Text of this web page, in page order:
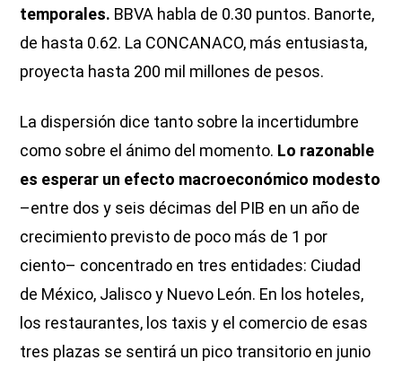
temporales. BBVA habla de 0.30 puntos. Banorte,
de hasta 0.62. La CONCANACO, más entusiasta,
proyecta hasta 200 mil millones de pesos.
La dispersión dice tanto sobre la incertidumbre
como sobre el ánimo del momento. Lo razonable
es esperar un efecto macroeconómico modesto
–entre dos y seis décimas del PIB en un año de
crecimiento previsto de poco más de 1 por
ciento– concentrado en tres entidades: Ciudad
de México, Jalisco y Nuevo León. En los hoteles,
los restaurantes, los taxis y el comercio de esas
tres plazas se sentirá un pico transitorio en junio